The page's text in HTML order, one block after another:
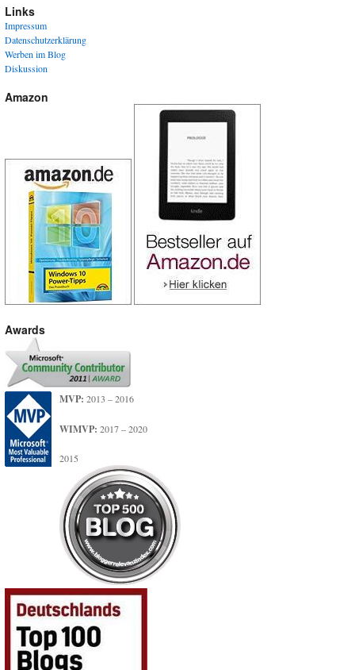
Links
Impressum
Datenschutzerklärung
Werben im Blog
Diskussion
Amazon
Awards
MVP: 2013 – 2016
WIMVP: 2017 – 2020
2015